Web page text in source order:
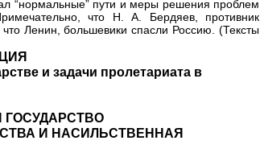
“нормальные” пути и меры решения проблем
что Н. А. Бердяев, противник
Ленин, большевики спасли Россию. (Тексты
и задачи пролетариата в
И НАСИЛЬСТВЕННАЯ